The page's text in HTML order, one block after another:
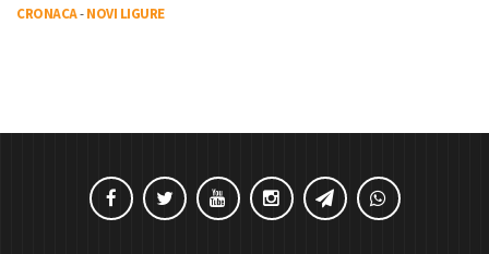
CRONACA-NOVI LIGURE